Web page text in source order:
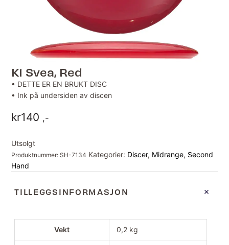
K1 Svea, Red
• DETTE ER EN BRUKT DISC
• Ink på undersiden av discen
kr140 ,-
Utsolgt
Produktnummer:SH-7134 Kategorier: Discer, Midrange, Second
Hand
TILLEGGSINFORMASJON
Vekt 0,2 kg